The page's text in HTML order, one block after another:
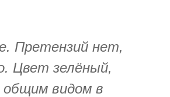
Претензий нет,
Цвет зелёный,
общим видом в